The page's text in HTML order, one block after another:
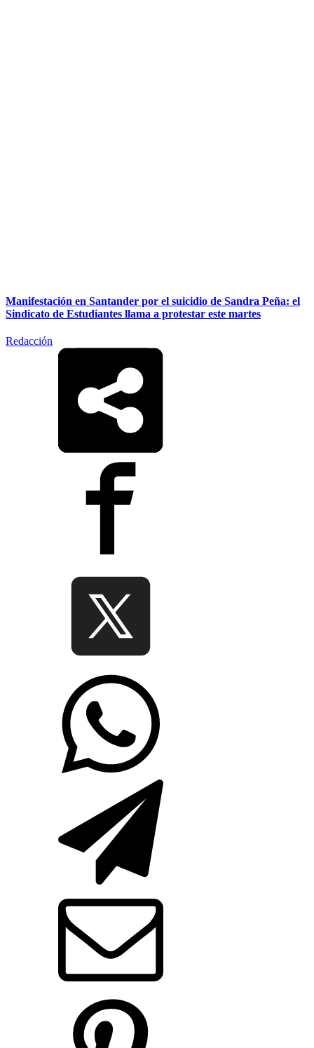
Manifestación en Santander por el suicidio de Sandra Peña: el
Sindicato de Estudiantes llama a protestar este martes
Redacción